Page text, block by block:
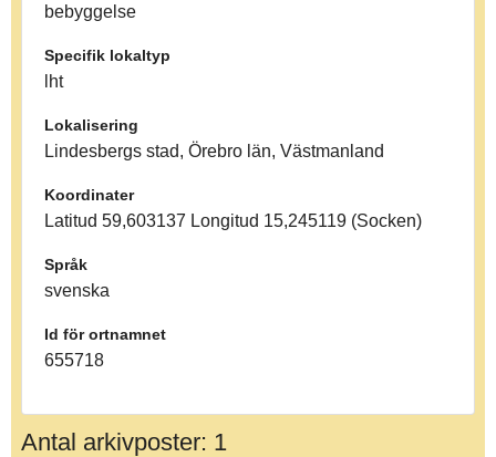
bebyggelse
Specifik lokaltyp
lht
Lokalisering
Lindesbergs stad, Örebro län, Västmanland
Koordinater
Latitud 59,603137 Longitud 15,245119 (Socken)
Språk
svenska
Id för ortnamnet
655718
Antal arkivposter: 1